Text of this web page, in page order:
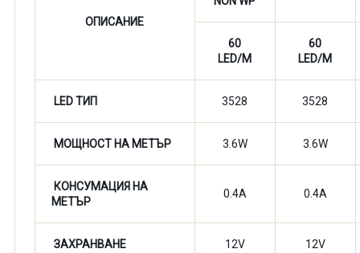
ОПИСАНИЕ
60
LED/M
60
LED/M
LED ТИП 3528 3528
МОЩНОСТ НА МЕТЪР 3.6W 3.6W
КОНСУМАЦИЯ НА
МЕТЪР
0.4A 0.4A
ЗАХРАНВАНЕ 12V 12V